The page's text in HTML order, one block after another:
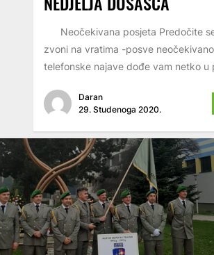
Neočekivana posjeta Predočite
zvoni na vratima -posve
telefonske najave dođe vam netko u
Daran
29. Studenoga 2020.